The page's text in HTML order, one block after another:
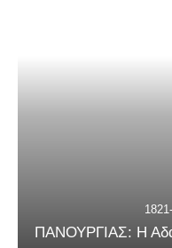
ΠΑΝΟΥΡΓΙΑΣ: Η